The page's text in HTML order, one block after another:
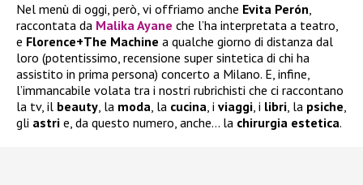
Nel menù di oggi, però, vi offriamo anche Evita Perón,
raccontata da Malika Ayane che l’ha interpretata a teatro,
e Florence+The Machine a qualche giorno di distanza dal
loro (potentissimo, recensione super sintetica di chi ha
assistito in prima persona) concerto a Milano. E, infine,
l’immancabile volata tra i nostri rubrichisti che ci raccontano
la tv, il beauty, la moda, la cucina, i viaggi, i libri, la psiche,
gli astri e, da questo numero, anche… la chirurgia estetica.